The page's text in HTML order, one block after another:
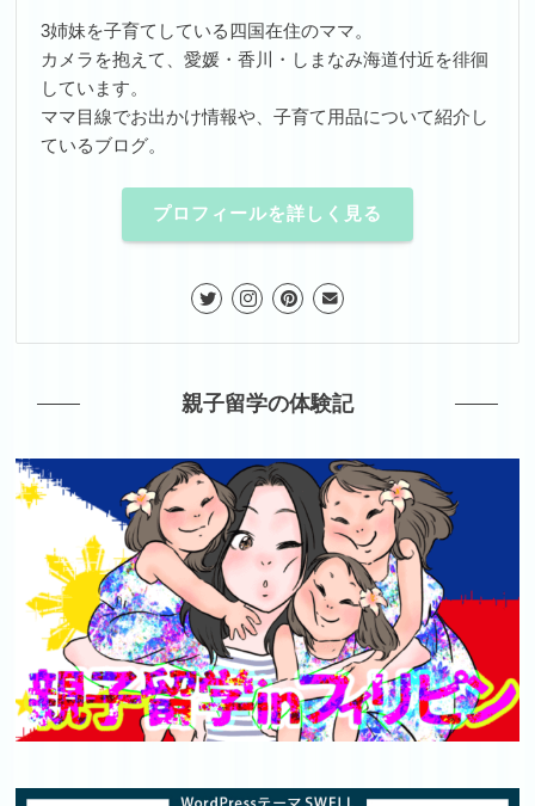
3姉妹を子育てしている四国在住のママ。
カメラを抱えて、愛媛・香川・しまなみ海道付近を徘徊
しています。
ママ目線でお出かけ情報や、子育て用品について紹介し
ているブログ。
プロフィールを詳しく見る
親子留学の体験記